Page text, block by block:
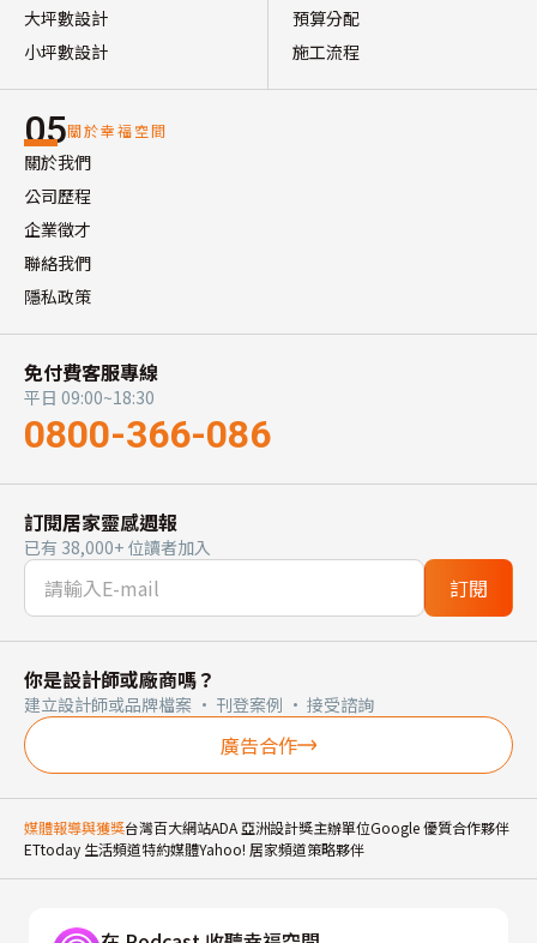
大坪數設計
小坪數設計
預算分配
施工流程
05關於幸福空間
關於我們
公司歷程
企業徵才
聯絡我們
隱私政策
免付費客服專線
平日 09:00~18:30
0800-366-086
訂閱居家靈感週報
已有 38,000+ 位讀者加入
訂閱
你是設計師或廠商嗎？
建立設計師或品牌檔案 · 刊登案例 · 接受諮詢
廣告合作
媒體報導與獲獎台灣百大網站ADA 亞洲設計獎主辦單位Google 優質合作夥伴
ETtoday 生活頻道特約媒體Yahoo! 居家頻道策略夥伴